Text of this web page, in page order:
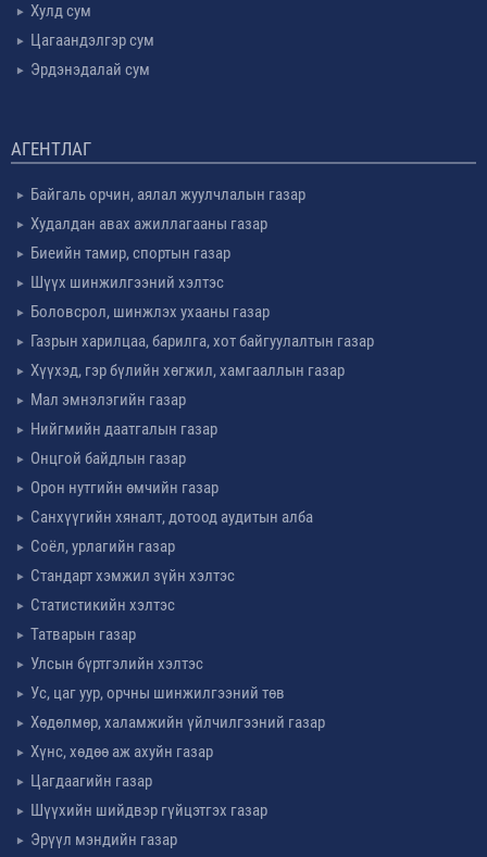
Хулд сум
Цагаандэлгэр сум
Эрдэнэдалай сум
АГЕНТЛАГ
Байгаль орчин, аялал жуулчлалын газар
Худалдан авах ажиллагааны газар
Биеийн тамир, спортын газар
Шүүх шинжилгээний хэлтэс
Боловсрол, шинжлэх ухааны газар
Газрын харилцаа, барилга, хот байгуулалтын газар
Хүүхэд, гэр бүлийн хөгжил, хамгааллын газар
Мал эмнэлэгийн газар
Нийгмийн даатгалын газар
Онцгой байдлын газар
Орон нутгийн өмчийн газар
Санхүүгийн хяналт, дотоод аудитын алба
Соёл, урлагийн газар
Стандарт хэмжил зүйн хэлтэс
Статистикийн хэлтэс
Татварын газар
Улсын бүртгэлийн хэлтэс
Ус, цаг уур, орчны шинжилгээний төв
Хөдөлмөр, халамжийн үйлчилгээний газар
Хүнс, хөдөө аж ахуйн газар
Цагдаагийн газар
Шүүхийн шийдвэр гүйцэтгэх газар
Эрүүл мэндийн газар